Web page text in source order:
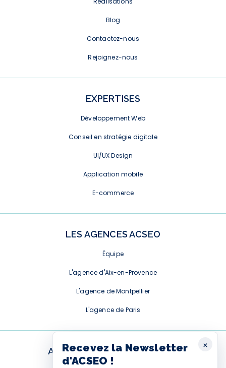
×
Recevez la Newsletter
d'ACSEO !
Blog
Contactez-nous
Rejoignez-nous
EXPERTISES
Développement Web
Conseil en stratégie digitale
UI/UX Design
Application mobile
E-commerce
LES AGENCES ACSEO
Équipe
L'agence d'Aix-en-Provence
L'agence de Montpellier
L'agence de Paris
ABONNEMENT NEWSLETTER